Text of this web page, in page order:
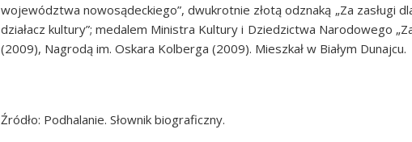
województwa nowosądeckiego”, dwukrotnie złotą odznaką „Za zasługi
działacz kultury”; medalem Ministra Kultury i Dziedzictwa Narodowego
(2009), Nagrodą im. Oskara Kolberga (2009). Mieszkał w Białym Dunajcu.
Źródło: Podhalanie. Słownik biograficzny.